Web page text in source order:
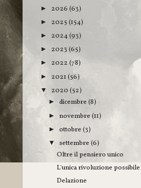
► 2026 (63)
► 2025 (154)
► 2024(93)
► 2023 (65)
► 2022 (78)
► 2021 (56)
▼ 2020 (52)
► dicembre (8)
► novembre (11)
► ottobre (3)
▼ settembre (6)
Oltre il pensiero unico
L'unica rivoluzione possibile
Delazione